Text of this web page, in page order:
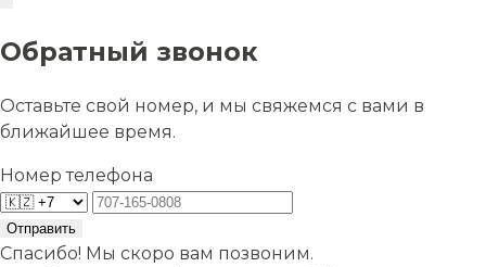
Обратный звонок
Оставьте свой номер, и мы свяжемся с вами в
ближайшее время.
Номер телефона
Отправить
Спасибо! Мы скоро вам позвоним.